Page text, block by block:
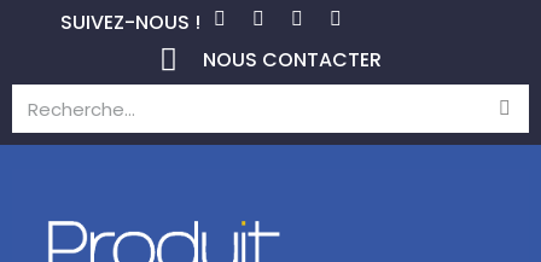
SUIVEZ-NOUS !
NOUS CONTACTER